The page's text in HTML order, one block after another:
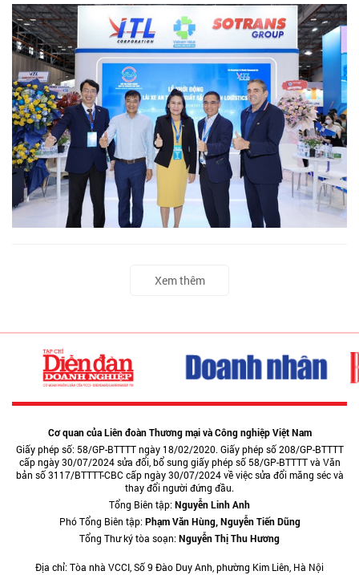
Xem thêm
Cơ quan của Liên đoàn Thương mại và Công nghiệp Việt Nam
Giấy phép số: 58/GP-BTTTT ngày 18/02/2020. Giấy phép số 208/GP-BTTTT
cấp ngày 30/07/2024 sửa đổi, bổ sung giấy phép số 58/GP-BTTTT và Văn
bản số 3117/BTTTT-CBC cấp ngày 30/07/2024 về việc sửa đổi măng séc và
thay đổi người đứng đầu.
Tổng Biên tập:Nguyễn Linh Anh
Phó Tổng Biên tập:Phạm Văn Hùng, Nguyễn Tiến Dũng
Tổng Thư ký tòa soạn:Nguyễn Thị Thu Hương
Địa chỉ: Tòa nhà VCCI, Số 9 Đào Duy Anh, phường Kim Liên, Hà Nội